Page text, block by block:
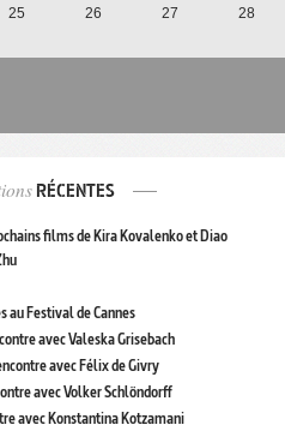
25 26 27
28
RÉCENTES
films de Kira Kovalenko et Diao
au Festival de Cannes
avec Valeska Grisebach
avec Félix de Givry
avec Volker Schlöndorff
avec Konstantina Kotzamani